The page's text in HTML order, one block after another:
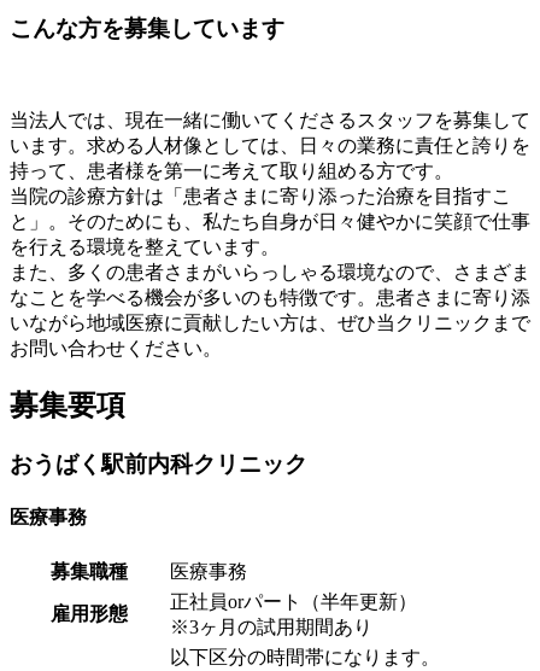
こんな方を募集しています
当法人では、現在一緒に働いてくださるスタッフを募集して
います。求める人材像としては、日々の業務に責任と誇りを
持って、患者様を第一に考えて取り組める方です。
当院の診療方針は「患者さまに寄り添った治療を目指すこ
と」。そのためにも、私たち自身が日々健やかに笑顔で仕事
を行える環境を整えています。
また、多くの患者さまがいらっしゃる環境なので、さまざま
なことを学べる機会が多いのも特徴です。患者さまに寄り添
いながら地域医療に貢献したい方は、ぜひ当クリニックまで
お問い合わせください。
募集要項
おうばく駅前内科クリニック
医療事務
募集職種 医療事務
雇用形態
正社員orパート（半年更新）
※3ヶ月の試用期間あり
以下区分の時間帯になります。